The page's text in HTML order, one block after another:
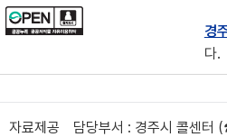
경
다.
자료제공 담당부서 : 경주시 콜센